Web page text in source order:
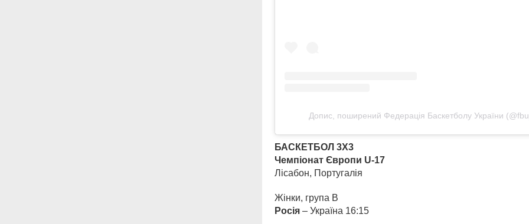
Допис, поширений Федерація Баскетболу України
БАСКЕТБОЛ 3Х3
Чемпіонат Європи U-17
Лісабон, Португалія
Жінки, група В
Росія – Україна 16:15